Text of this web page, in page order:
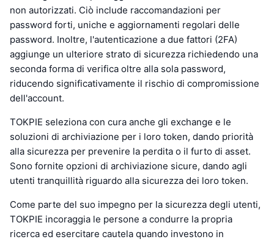
non autorizzati. Ciò include raccomandazioni per
password forti, uniche e aggiornamenti regolari delle
password. Inoltre, l'autenticazione a due fattori (2FA)
aggiunge un ulteriore strato di sicurezza richiedendo una
seconda forma di verifica oltre alla sola password,
riducendo significativamente il rischio di compromissione
dell'account.
TOKPIE seleziona con cura anche gli exchange e le
soluzioni di archiviazione per i loro token, dando priorità
alla sicurezza per prevenire la perdita o il furto di asset.
Sono fornite opzioni di archiviazione sicure, dando agli
utenti tranquillità riguardo alla sicurezza dei loro token.
Come parte del suo impegno per la sicurezza degli utenti,
TOKPIE incoraggia le persone a condurre la propria
ricerca ed esercitare cautela quando investono in